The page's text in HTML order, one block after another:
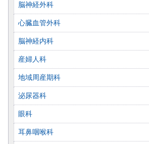
脳神経外科
心臓血管外科
脳神経内科
産婦人科
地域周産期科
泌尿器科
眼科
耳鼻咽喉科